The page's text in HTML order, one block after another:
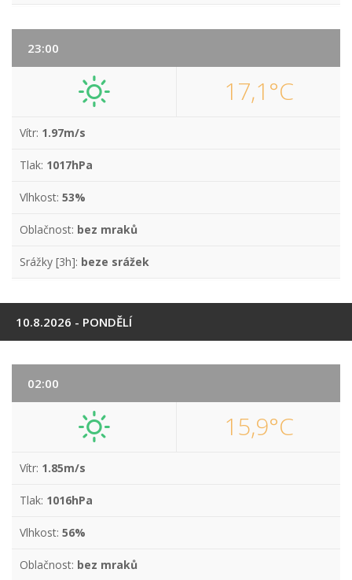
23:00
17,1°C
Vítr: 1.97m/s
Tlak: 1017hPa
Vlhkost: 53%
Oblačnost: bez mraků
Srážky [3h]: beze srážek
10.8.2026 - PONDĚLÍ
02:00
15,9°C
Vítr: 1.85m/s
Tlak: 1016hPa
Vlhkost: 56%
Oblačnost: bez mraků